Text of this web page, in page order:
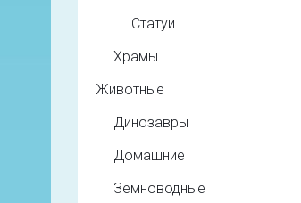
Статуи
Храмы
Животные
Динозавры
Домашние
Земноводные